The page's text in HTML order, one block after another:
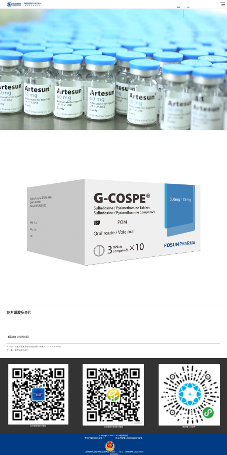
EN FR
复方磺胺多辛片
【适应症】疟疾预防用药
上一篇：
双氢青蒿素磷酸哌喹普通片/分散片（D-ARTEPP®）
下一篇：蒿甲醚本芴醇片
桂林南药官方微信
桂林南药HR官方微信 南药智+小程序
Copyright ©2005 - 2013 桂林南药
粤ICP备09063742号-1
桂公网安备 45030502000182号
互联网药品信息服务资格证书编号：（桂 ）-非经营性-2020-0049
网站地图